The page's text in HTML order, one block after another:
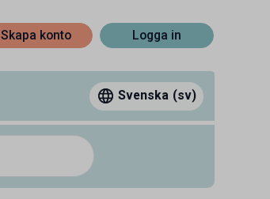
Skapa konto Logga in
Svenska (sv)